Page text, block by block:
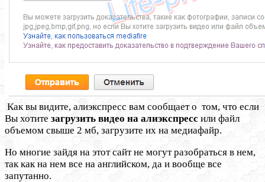
Как вы видите, алиэкспресс вам сообщает о том, что если
Вы хотите загрузить видео на алиэкспресс или файл
объемом свыше 2 мб, загрузите их на медиафайр.
Но многие зайдя на этот сайт не могут разобраться в нем,
так как на нем все на английском, да и вообще все
запутанно.